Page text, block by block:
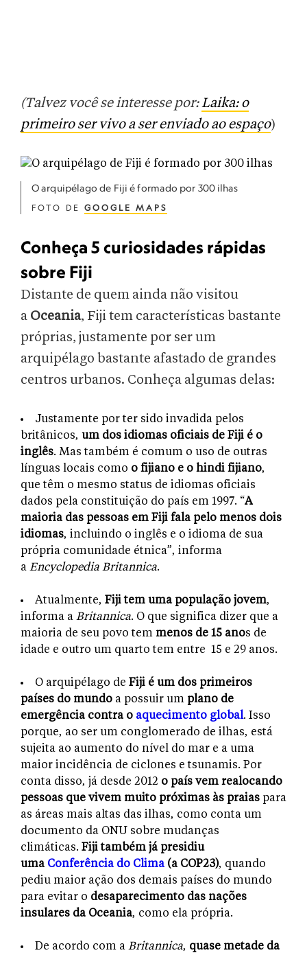
(Talvez você se interesse por:Laika: o
primeiro ser vivo a ser enviado ao espaço)
O arquipélago de Fiji é formado por 300 ilhas
FOTO DE GOOGLE MAPS
Conheça 5 curiosidades rápidas
sobre Fiji
Distante de quem ainda não visitou
a Oceania, Fiji tem características bastante
próprias, justamente por ser um
arquipélago bastante afastado de grandes
centros urbanos. Conheça algumas delas:
Justamente por ter sido invadida pelos
britânicos, um dos idiomas oficiais de Fiji é o
inglês. Mas também é comum o uso de outras
línguas locais como o fijiano e o hindi fijiano,
que têm o mesmo status de idiomas oficiais
dados pela constituição do país em 1997. “A
maioria das pessoas em Fiji fala pelo menos dois
idiomas, incluindo o inglês e o idioma de sua
própria comunidade étnica”, informa
a Encyclopedia Britannica.
Atualmente, Fiji tem uma população jovem,
informa a Britannica. O que significa dizer que a
maioria de seu povo tem menos de 15 anos de
idade e outro um quarto tem entre 15 e 29 anos.
O arquipélago de Fiji é um dos primeiros
países do mundo a possuir um plano de
emergência contra o aquecimento global. Isso
porque, ao ser um conglomerado de ilhas, está
sujeita ao aumento do nível do mar e a uma
maior incidência de ciclones e tsunamis. Por
conta disso, já desde 2012 o país vem realocando
pessoas que vivem muito próximas às praias para
as áreas mais altas das ilhas, como conta um
documento da ONU sobre mudanças
climáticas. Fiji também já presidiu
uma Conferência do Clima (a COP23), quando
pediu maior ação dos demais países do mundo
para evitar o desaparecimento das nações
insulares da Oceania, como ela própria.
De acordo com a Britannica, quase metade da